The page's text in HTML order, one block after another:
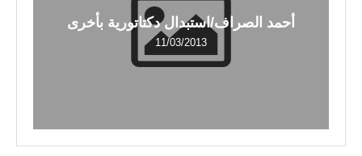
أحمد الصراف/استبدال دكتاتورية بأخرى
11/03/2013